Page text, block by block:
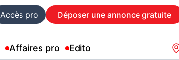
Accès pro Déposer une annonce gratuite
Affaires pro Edito